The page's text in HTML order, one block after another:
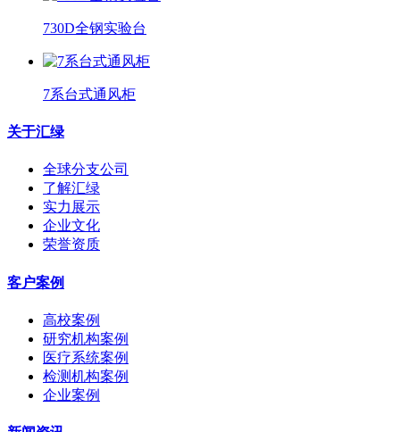
730D全钢实验台
7系台式通风柜
关于汇绿
全球分支公司
了解汇绿
实力展示
企业文化
荣誉资质
客户案例
高校案例
研究机构案例
医疗系统案例
检测机构案例
企业案例